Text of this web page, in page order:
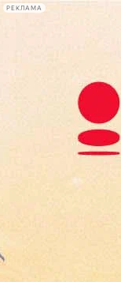
РЕКЛАМА
Сегодня:
2026.08.07
10:05
Афиша Plus